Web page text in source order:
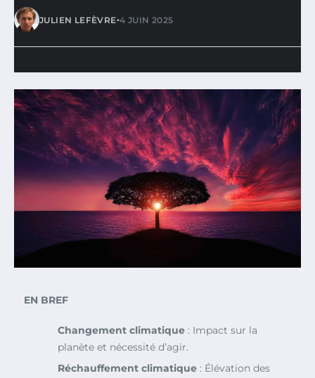
JULIEN LEFÈVRE•4 JUIN 2025
EN BREF
Changement climatique : Impact sur la
planète et nécessité d’agir.
Réchauffement climatique : Élévation des